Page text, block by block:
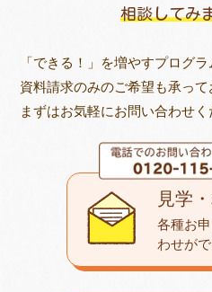
相談してみ
「できる！」を増やすプログ
資料請求のみのご希望も承って
まずはお気軽にお問い合わせく
見学
各種お
わせが